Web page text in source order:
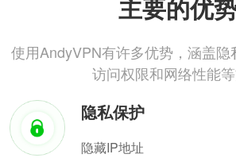
主要的优
使用AndyVPN有许多优势，涵盖隐
访问权限和网络性能
隐私保护
隐藏IP地址